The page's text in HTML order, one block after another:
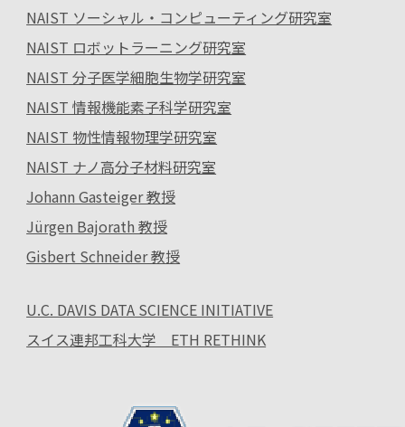
NAIST ソーシャル・コンピューティング研究室
NAIST ロボットラーニング研究室
NAIST 分子医学細胞生物学研究室
NAIST 情報機能素子科学研究室
NAIST 物性情報物理学研究室
NAIST ナノ高分子材料研究室
Johann Gasteiger 教授
Jürgen Bajorath 教授
Gisbert Schneider 教授
U.C. DAVIS DATA SCIENCE INITIATIVE
スイス連邦工科大学 ETH RETHINK